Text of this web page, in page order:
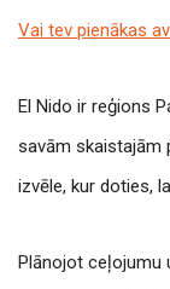
Vai tev pienākas
El Nido ir reģions
savām skaistajām
izvēle, kur doties,
Plānojot ceļojumu